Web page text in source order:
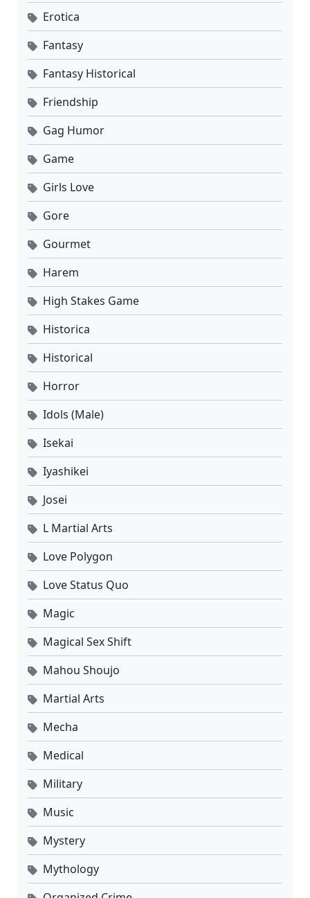
Erotica
Fantasy
Fantasy Historical
Friendship
Gag Humor
Game
Girls Love
Gore
Gourmet
Harem
High Stakes Game
Historica
Historical
Horror
Idols (Male)
Isekai
Iyashikei
Josei
L Martial Arts
Love Polygon
Love Status Quo
Magic
Magical Sex Shift
Mahou Shoujo
Martial Arts
Mecha
Medical
Military
Music
Mystery
Mythology